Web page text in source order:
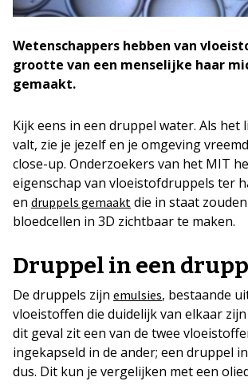
Wetenschappers hebben van
grootte van een menselijke haar
gemaakt.
Kijk eens in een druppel water. Als het
valt, zie je jezelf en je omgeving
close-up. Onderzoekers van het MIT
eigenschap van vloeistofdruppels ter
en druppels gemaakt die in staat
bloedcellen in 3D zichtbaar te maken.
Druppel in een
De druppels zijn emulsies, bestaande
vloeistoffen die duidelijk van elkaar
dit geval zit een van de twee
ingekapseld in de ander; een druppel
dus. Dit kun je vergelijken met een